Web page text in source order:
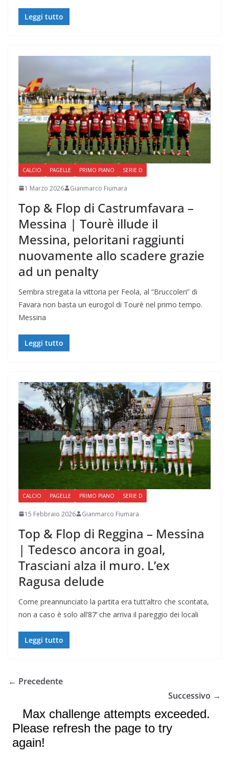
Leggi tutto
CALCIO PAGELLE PRIMO PIANO SERIE D
1 Marzo 2026 Gianmarco Fiumara
Top & Flop di Castrumfavara –
Messina | Tourè illude il
Messina, peloritani raggiunti
nuovamente allo scadere grazie
ad un penalty
Sembra stregata la vittoria per Feola, al “Bruccoleri” di
Favara non basta un eurogol di Tourè nel primo tempo.
Messina
Leggi tutto
CALCIO PAGELLE PRIMO PIANO SERIE D
15 Febbraio 2026 Gianmarco Fiumara
Top & Flop di Reggina – Messina
| Tedesco ancora in goal,
Trasciani alza il muro. L’ex
Ragusa delude
Come preannunciato la partita era tutt’altro che scontata,
non a caso è solo all’87’ che arriva il pareggio dei locali
Leggi tutto
← Precedente
Successivo →